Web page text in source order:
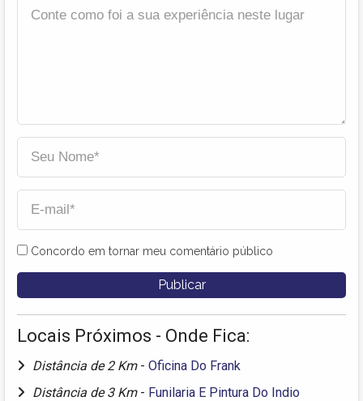
Concordo em tornar meu comentário público
Locais Próximos - Onde Fica:
Distância de 2 Km - Oficina Do Frank
Distância de 3 Km - Funilaria E Pintura Do Indio